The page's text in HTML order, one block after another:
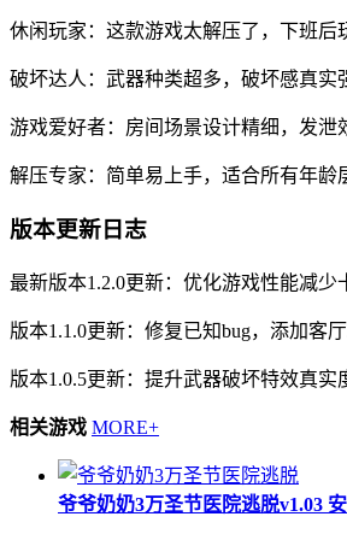
休闲玩家：这款游戏太解压了，下班后
破坏达人：武器种类超多，破坏感真实
游戏爱好者：房间场景设计精细，发泄
解压专家：简单易上手，适合所有年龄
版本更新日志
最新版本1.2.0更新：优化游戏性能减
版本1.1.0更新：修复已知bug，添加客
版本1.0.5更新：提升武器破坏特效真
相关游戏 MORE+
爷爷奶奶3万圣节医院逃脱v1.03